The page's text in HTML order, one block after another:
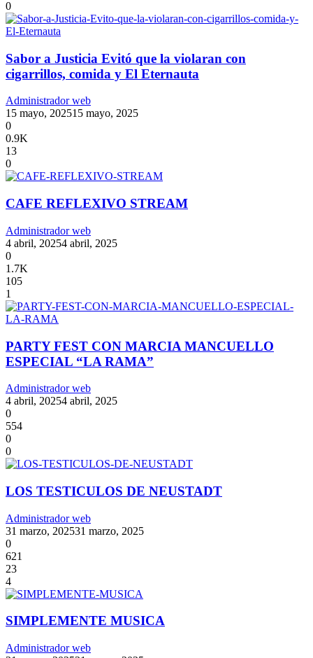
0
Sabor a Justicia Evitó que la violaran con
cigarrillos, comida y El Eternauta
Administrador web
15 mayo, 202515 mayo, 2025
0
0.9K
13
0
CAFE REFLEXIVO STREAM
Administrador web
4 abril, 20254 abril, 2025
0
1.7K
105
1
PARTY FEST CON MARCIA MANCUELLO
ESPECIAL “LA RAMA”
Administrador web
4 abril, 20254 abril, 2025
0
554
0
0
LOS TESTICULOS DE NEUSTADT
Administrador web
31 marzo, 202531 marzo, 2025
0
621
23
4
SIMPLEMENTE MUSICA
Administrador web